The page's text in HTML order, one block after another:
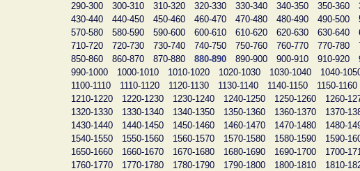
290-300
300-310 310-320 320-330 330-340 340-350 350-360
430-440
440-450 450-460 460-470 470-480 480-490 490-500
570-580
580-590 590-600 600-610 610-620 620-630 630-640
710-720
720-730 730-740 740-750 750-760 760-770 770-780
850-860
860-870 870-880 880-890 890-900 900-910 910-920
990-1000
1000-1010 1010-1020 1020-1030 1030-1040 1040-
1100-1110
1110-1120 1120-1130 1130-1140 1140-1150 1150-1160
1210-1220
1220-1230 1230-1240 1240-1250 1250-1260 1260-
1320-1330
1330-1340 1340-1350 1350-1360 1360-1370 1370-
1430-1440
1440-1450 1450-1460 1460-1470 1470-1480 1480-
1540-1550
1550-1560 1560-1570 1570-1580 1580-1590 1590-
1650-1660
1660-1670 1670-1680 1680-1690 1690-1700 1700-
1760-1770
1770-1780 1780-1790 1790-1800 1800-1810 1810-